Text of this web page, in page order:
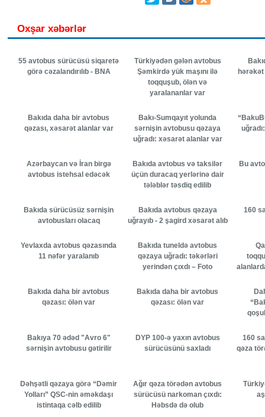
Oxşar xəbərlər
55 avtobus sürücüsü siqaretə
görə cəzalandırılıb - BNA
Türkiyədən gələn avtobus
Şəmkirdə yük maşını ilə
toqquşub, ölən və
yaralananlar var
Bakıda daha bir avtobus
qəzası, xəsarət alanlar var
Bakı-Sumqayıt yolunda
sərnişin avtobusu qəzaya
uğradı: xəsarət alanlar var
Azərbaycan və İran birgə
avtobus istehsal edəcək
Bakıda avtobus və taksilər
üçün duracaq yerlərinə dair
tələblər təsdiq edilib
Bu
Bakıda sürücüsüz sərnişin
avtobusları olacaq
Bakıda avtobus qəzaya
uğrayıb - 2 şagird xəsarət alıb
160
Yevlaxda avtobus qəzasında
11 nəfər yaralanıb
Bakıda tuneldə avtobus
qəzaya uğradı: təkərləri
yerindən çıxdı – Foto
Bakıda daha bir avtobus
qəzası: ölən var
Bakıda daha bir avtobus
qəzası: ölən var
Bakıya 70 ədəd "Avro 6"
sərnişin avtobusu gətirilir
DYP 100-ə yaxın avtobus
sürücüsünü saxladı
160
qəza
Dəhşətli qəzaya görə “Dəmir
Yolları” QSC-nin əməkdaşı
istintaqa cəlb edilib
Ağır qəza törədən avtobus
sürücüsü narkoman çıxdı:
Həbsdə də olub